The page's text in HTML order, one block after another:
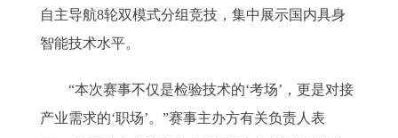
自主导航8轮双模式分组竞技，集中展示国内具身
智能技术水平。
“本次赛事不仅是检验技术的‘考场’，更是对接
产业需求的‘职场’。”赛事主办方有关负责人表